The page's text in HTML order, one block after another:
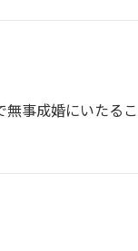
事成婚にいたる